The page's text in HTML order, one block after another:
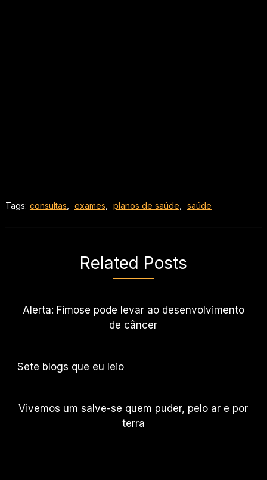
Tags: consultas exames planos de saúde saúde
Related Posts
Alerta: Fimose pode levar ao desenvolvimento
de câncer
Sete blogs que eu leio
Vivemos um salve-se quem puder, pelo ar e por
terra